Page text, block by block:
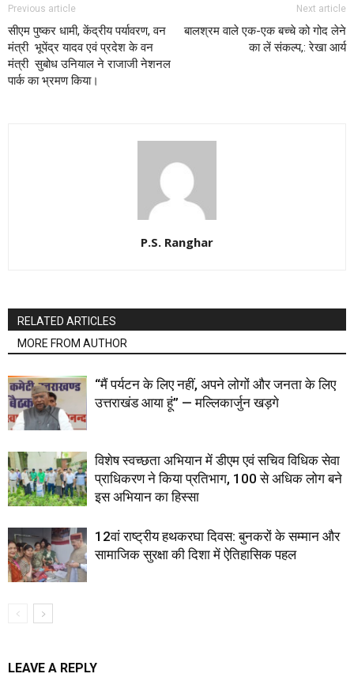
Previous article
सीएम पुष्कर धामी, केंद्रीय पर्यावरण, वन
मंत्री भूपेंद्र यादव एवं प्रदेश के वन
मंत्री सुबोध उनियाल ने राजाजी नेशनल
पार्क का भ्रमण किया।
Next article
बालश्रम वाले एक-एक बच्चे को गोद लेने
का लें संकल्प,: रेखा आर्य
P.S. Ranghar
RELATED ARTICLES
MORE FROM AUTHOR
“मैं पर्यटन के लिए नहीं, अपने लोगों और जनता के लिए
उत्तराखंड आया हूं” — मल्लिकार्जुन खड़गे
विशेष स्वच्छता अभियान में डीएम एवं सचिव विधिक सेवा
प्राधिकरण ने किया प्रतिभाग, 100 से अधिक लोग बने
इस अभियान का हिस्सा
12वां राष्ट्रीय हथकरघा दिवस: बुनकरों के सम्मान और
सामाजिक सुरक्षा की दिशा में ऐतिहासिक पहल
LEAVE A REPLY